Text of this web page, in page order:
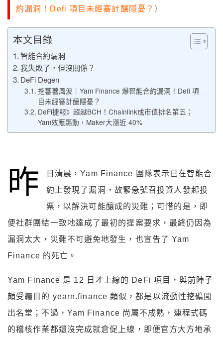
約漏洞！Defi 項目未經審計釀隱憂？ ）
本文目錄
智能合約漏洞
我失敗了，但沒關係？
DeFi Degen
挖蕃薯風波｜Yam Finance 爆智能合約漏洞！Defi 項
目未經審計釀隱憂？
DeFi捷報》超越BCH！Chainlink成市值排名第五；
Yam效應驅動，Maker大漲近 40%
昨
日清晨，Yam Finance 團隊表示已在智能合
約上發現了漏洞，故緊急號召投資人發起投
票，以解決可能釀成的災難；可惜的是，即
便社群團結一致地達成了最初的提案要求，最終仍因為
漏洞太大，災難不可避免地發生，也宣告了 Yam
Finance 的死亡。
Yam Finance 是 12 日才上線的 DeFi 項目，與前陣子
頗受矚目的 yearn.finance 類似，都是以流動性挖礦闖
出名堂；不過，Yam Finance 尚屬不成熟，連程式碼
的稽核作業都還沒完成就倉促上線，即便官方大方地承